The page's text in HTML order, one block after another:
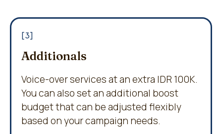
[3]
Additionals
Voice-over services at an extra IDR 100K.
You can also set an additional boost
budget that can be adjusted flexibly
based on your campaign needs.